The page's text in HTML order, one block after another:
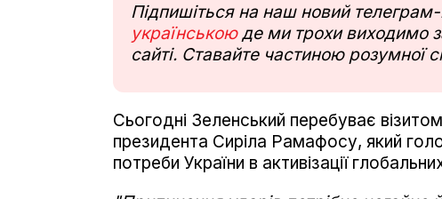
Підпишіться на наш новий
українськоюде ми трохи виходимо
сайті. Ставайте частиною розумної
Сьогодні Зеленський перебуває
президента Сиріла Рамафосу, який
потреби України в активізації